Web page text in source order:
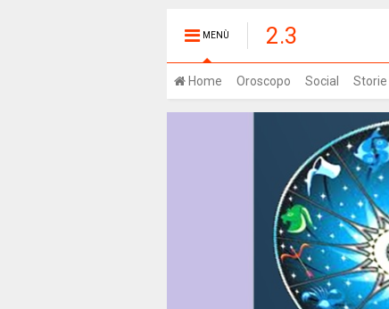
MENÙ 2.3
Home Oroscopo Social Storie